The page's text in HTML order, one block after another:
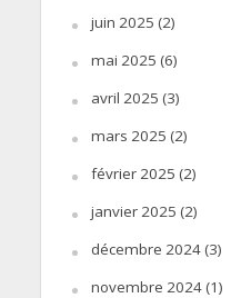
juin 2025 (2)
mai 2025 (6)
avril 2025 (3)
mars 2025 (2)
février 2025 (2)
janvier 2025 (2)
décembre 2024(3)
novembre 2024(1)